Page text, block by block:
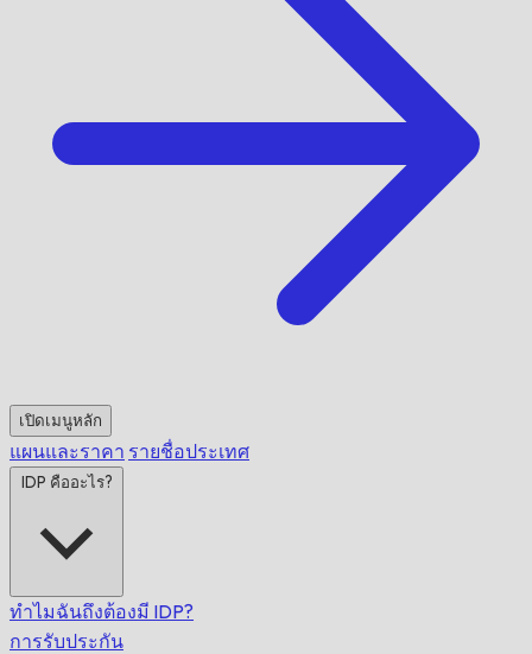
เปิดเมนูหลัก
แผนและราคา รายชื่อประเทศ
IDP คืออะไร?
ทำไมฉันถึงต้องมี IDP?
การรับประกัน